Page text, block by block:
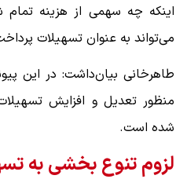
اینکه چه سهمی از هزینه
می‌تواند به عنوان تسهیلات
طاهرخانی بیان‌داشت: در این
منظور تعدیل و افزایش
شده است.
لزوم تنوع بخشی به